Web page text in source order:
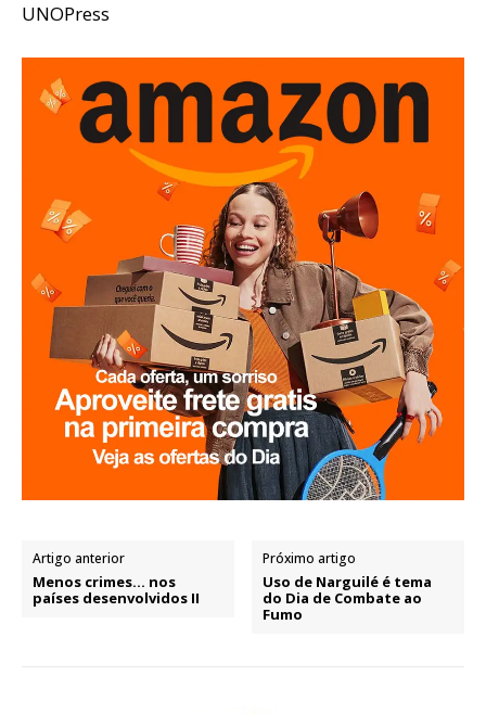
UNOPress
Artigo anterior
Menos crimes… nos
países desenvolvidos II
Próximo artigo
Uso de Narguilé é tema
do Dia de Combate ao
Fumo